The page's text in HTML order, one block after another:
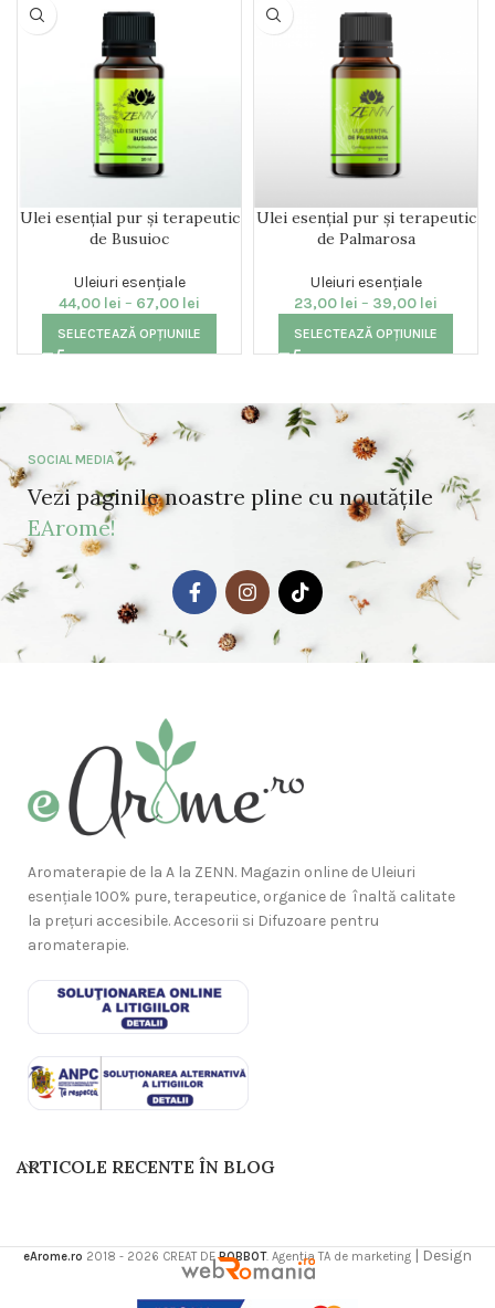
Ulei esențial pur și terapeutic
de Busuioc
Uleiuri esențiale
44,00 lei – 67,00 lei
SELECTEAZĂ OPȚIUNILE
Ulei esențial pur și terapeutic
de Palmarosa
Uleiuri esențiale
23,00 lei – 39,00 lei
SELECTEAZĂ OPȚIUNILE
SOCIAL MEDIA
Vezi paginile noastre pline cu noutățile
EArome!
Aromaterapie de la A la ZENN. Magazin online de Uleiuri
esențiale 100% pure, terapeutice, organice de înaltă calitate
la prețuri accesibile. Accesorii si Difuzoare pentru
aromaterapie.
ARTICOLE RECENTE ÎN BLOG
eArome.ro 2018 - 2026 CREAT DEROBBOT. Agentia TA de marketing | Design